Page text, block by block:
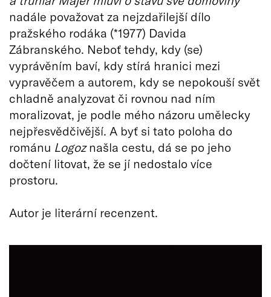
nadále považovat za nejzdařilejší dílo
pražského rodáka (*1977) Davida
Zábranského. Neboť tehdy, kdy (se)
vyprávěním baví, kdy stírá hranici mezi
vypravěčem a autorem, kdy se nepokouší svět
chladně analyzovat či rovnou nad ním
moralizovat, je podle mého názoru umělecky
nejpřesvědčivější. A byť si tato poloha do
románu Logoznašla cestu, dá se po jeho
dočtení litovat, že se jí nedostalo více
prostoru.
Autor je literární recenzent.